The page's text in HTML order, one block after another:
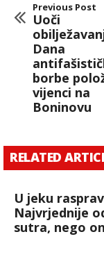
Previous Post
Uoči
Dana
borbe
vijenci na
Boninovu
RELATED
U jeku
Najvrjednije
sutra, nego